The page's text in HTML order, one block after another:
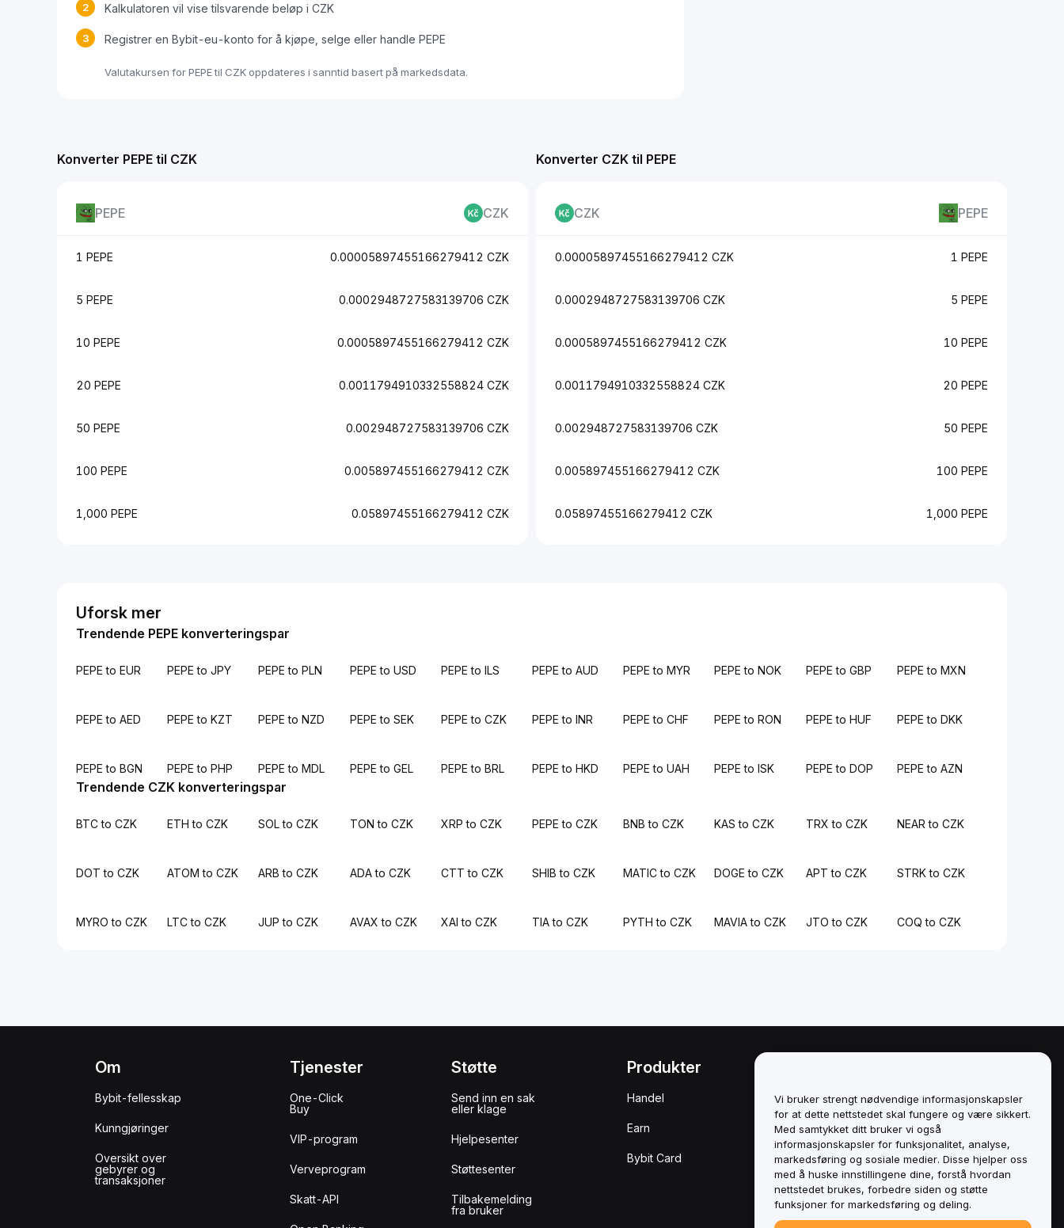
2 Kalkulatoren vil vise tilsvarende beløp i CZK
3 Registrer en Bybit-eu-konto for å kjøpe, selge eller handle PEPE
Valutakursen for PEPE til CZK oppdateres i sanntid basert på markedsdata.
Konverter PEPE til CZK
PEPE CZK
1 PEPE 0.00005897455166279412 CZK
5 PEPE 0.0002948727583139706 CZK
10 PEPE 0.0005897455166279412 CZK
20 PEPE 0.0011794910332558824 CZK
50 PEPE 0.002948727583139706 CZK
100 PEPE 0.005897455166279412 CZK
1,000 PEPE 0.05897455166279412 CZK
Konverter CZK til PEPE
CZK PEPE
0.00005897455166279412 CZK 1 PEPE
0.0002948727583139706 CZK 5 PEPE
0.0005897455166279412 CZK 10 PEPE
0.0011794910332558824 CZK 20 PEPE
0.002948727583139706 CZK 50 PEPE
0.005897455166279412 CZK 100 PEPE
0.05897455166279412 CZK 1,000 PEPE
Uforsk mer
Trendende PEPE konverteringspar
PEPE to EUR PEPE to JPY PEPE to PLN PEPE to USD PEPE to ILS PEPE to AUD PEPE to MYR PEPE to NOK PEPE to GBP PEPE to MXN
PEPE to AED PEPE to KZT PEPE to NZD PEPE to SEK PEPE to CZK PEPE to INR PEPE to CHF PEPE to RON PEPE to HUF PEPE to DKK
PEPE to BGN PEPE to PHP PEPE to MDL PEPE to GEL PEPE to BRL PEPE to HKD PEPE to UAH PEPE to ISK PEPE to DOP PEPE to AZN
Trendende CZK konverteringspar
BTC to CZK ETH to CZK SOL to CZK TON to CZK XRP to CZK PEPE to CZK BNB to CZK KAS to CZK TRX to CZK NEAR to CZK
DOT to CZK ATOM to CZK ARB to CZK ADA to CZK CTT to CZK SHIB to CZK MATIC to CZK DOGE to CZK APT to CZK STRK to CZK
MYRO to CZK LTC to CZK JUP to CZK AVAX to CZK XAI to CZK TIA to CZK PYTH to CZK MAVIA to CZK JTO to CZK COQ to CZK
Om
Bybit-fellesskap
Kunngjøringer
Oversikt over
gebyrer og
transaksjoner
Tjenester
One-Click
Buy
VIP-program
Verveprogram
Skatt-API
Støtte
Send inn en sak
eller klage
Hjelpesenter
Støttesenter
Tilbakemelding
fra bruker
Produkter
Handel
Earn
Bybit Card
Retningslinjer for
interessekonflikter
Sammendrag av retningslinjene for
oppbevaring og administrasjon
ESG-informasjon
Crypto-Asset White Papers
Vi bruker strengt nødvendige informasjonskapsler
for at dette nettstedet skal fungere og være sikkert.
Med samtykket ditt bruker vi også
informasjonskapsler for funksjonalitet, analyse,
markedsføring og sosiale medier. Disse hjelper oss
med å huske innstillingene dine, forstå hvordan
nettstedet brukes, forbedre siden og støtte
funksjoner for markedsføring og deling.